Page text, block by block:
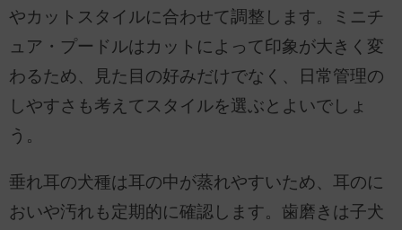
やカットスタイルに合わせて調整します。ミニチ
ュア・プードルはカットによって印象が大きく変
わるため、見た目の好みだけでなく、日常管理の
しやすさも考えてスタイルを選ぶとよいでしょ
う。
垂れ耳の犬種は耳の中が蒸れやすいため、耳のに
おいや汚れも定期的に確認します。歯磨きは子犬